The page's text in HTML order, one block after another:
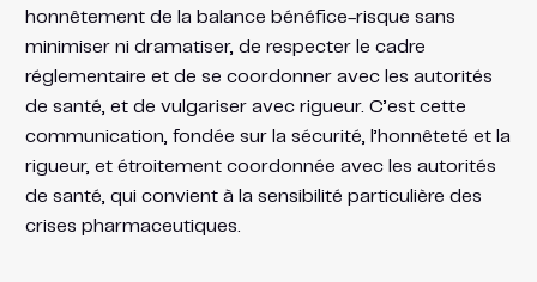
honnêtement de la balance bénéfice-risque sans
minimiser ni dramatiser, de respecter le cadre
réglementaire et de se coordonner avec les autorités
de santé, et de vulgariser avec rigueur. C’est cette
communication, fondée sur la sécurité, l’honnêteté et la
rigueur, et étroitement coordonnée avec les autorités
de santé, qui convient à la sensibilité particulière des
crises pharmaceutiques.